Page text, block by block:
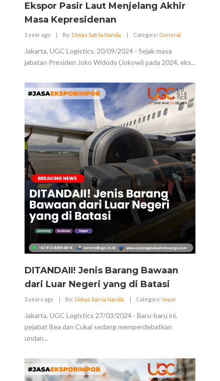
Ekspor Pasir Laut Menjelang Akhir
Masa Kepresidenan
1 year ago | By: Dimas Satria Nanda | Category: General
Jakarta, UGC Logistics, 20/09/2024 - Sejak masa
jabatan Presiden Joko Widodo (Jokowi) pada 2024, eks...
DITANDAII! Jenis Barang Bawaan
dari Luar Negeri yang di Batasi
2 years ago | By: Dimas Satria Nanda | Category: Impor
Jakarta, UGC Logistics 27/03/2024 - Baru-baru ini,
pejabat Bea dan Cukai sedang memperdebatkan
undan...